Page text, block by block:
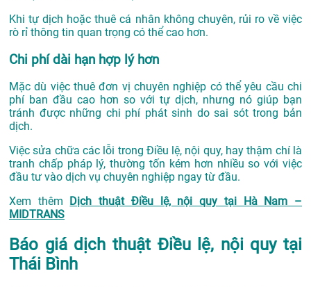
Khi tự dịch hoặc thuê cá nhân không chuyên, rủi ro về việc
rò rỉ thông tin quan trọng có thể cao hơn.
Chi phí dài hạn hợp lý hơn
Mặc dù việc thuê đơn vị chuyên nghiệp có thể yêu cầu chi
phí ban đầu cao hơn so với tự dịch, nhưng nó giúp bạn
tránh được những chi phí phát sinh do sai sót trong bản
dịch.
Việc sửa chữa các lỗi trong Điều lệ, nội quy, hay thậm chí là
tranh chấp pháp lý, thường tốn kém hơn nhiều so với việc
đầu tư vào dịch vụ chuyên nghiệp ngay từ đầu.
Xem thêm
Dịch thuật Điều lệ, nội quy tại Hà Nam –
MIDTRANS
Báo giá dịch thuật Điều lệ, nội quy tại
Thái Bình